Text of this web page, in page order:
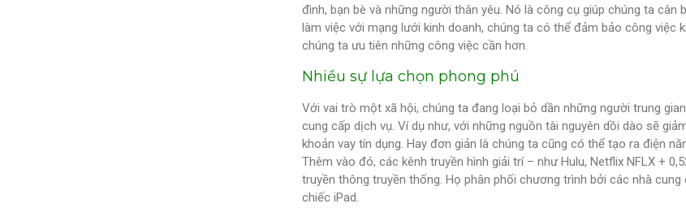
đình, bạn bè và những người thân yêu. Nó là công cụ giúp chúng ta
làm việc với mạng lưới kinh doanh, chúng ta có thể đảm bảo công
chúng ta ưu tiên những công việc cần hơn.
Nhiều sự lựa chọn phong phú
Với vai trò một xã hội, chúng ta đang loại bỏ dần những người trung
cung cấp dịch vụ. Ví dụ như, với những nguồn tài nguyên dồi dào sẽ
khoản vay tín dụng. Hay đơn giản là chúng ta cũng có thể tạo ra điện
Thêm vào đó, các kênh truyền hình giải trí – như Hulu, Netflix NFLX +
truyền thông truyền thống. Họ phân phối chương trình bởi các nhà
chiếc iPad.